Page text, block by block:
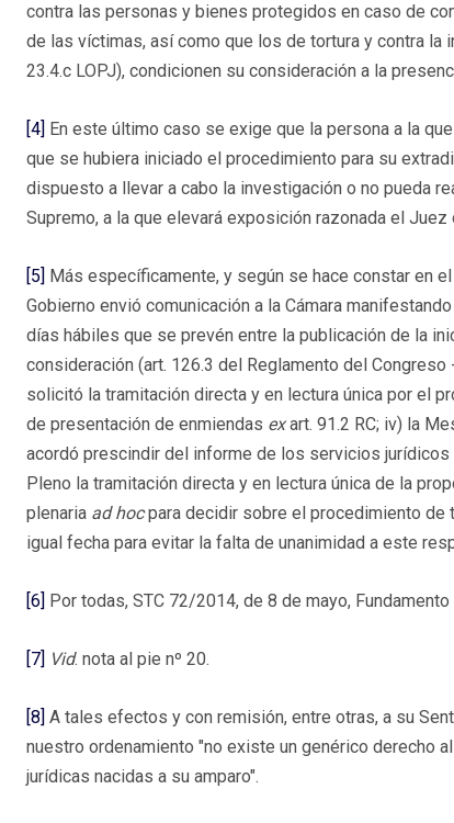
contra las personas y bienes protegidos en caso de
de las víctimas, así como que los de tortura y contra la
23.4.c LOPJ), condicionen su consideración a la
[4] En este último caso se exige que la persona a la
que se hubiera iniciado el procedimiento para su
dispuesto a llevar a cabo la investigación o no pueda
Supremo, a la que elevará exposición razonada el Juez
[5]
Más específicamente, y según se hace constar en
Gobierno envió comunicación a la Cámara
días hábiles que se prevén entre la publicación de la
consideración (art. 126.3 del Reglamento del
solicitó la tramitación directa y en lectura única por el
de presentación de enmiendas exart. 91.2 RC; iv) la
acordó prescindir del informe de los servicios
Pleno la tramitación directa y en lectura única de la
plenaria ad hocpara decidir sobre el procedimiento de
igual fecha para evitar la falta de unanimidad a este
[6] Por todas, STC 72/2014, de 8 de mayo,
[7] Vid. nota al pie nº 20.
[8] A tales efectos y con remisión, entre otras, a su
nuestro ordenamiento "no existe un genérico derecho
jurídicas nacidas a su amparo".